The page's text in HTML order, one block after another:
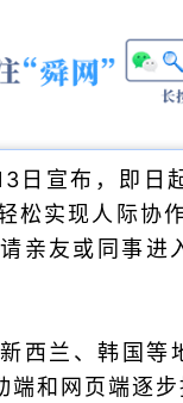
日宣布，即日
松实现人际
亲友或同事
西兰、韩国
和网页端逐步